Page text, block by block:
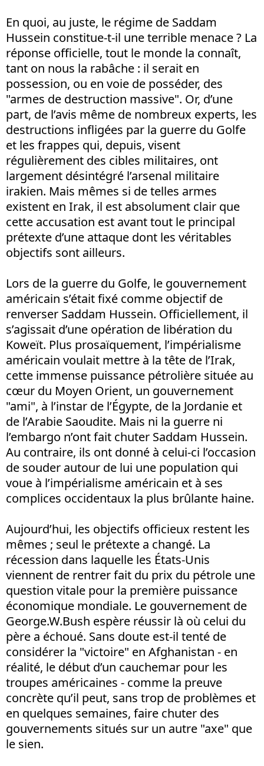
En quoi, au juste, le régime de Saddam
Hussein constitue-t-il une terrible menace ? La
réponse officielle, tout le monde la connaît,
tant on nous la rabâche : il serait en
possession, ou en voie de posséder, des
"armes de destruction massive". Or, d’une
part, de l’avis même de nombreux experts, les
destructions infligées par la guerre du Golfe
et les frappes qui, depuis, visent
régulièrement des cibles militaires, ont
largement désintégré l’arsenal militaire
irakien. Mais mêmes si de telles armes
existent en Irak, il est absolument clair que
cette accusation est avant tout le principal
prétexte d’une attaque dont les véritables
objectifs sont ailleurs.
Lors de la guerre du Golfe, le gouvernement
américain s’était fixé comme objectif de
renverser Saddam Hussein. Officiellement, il
s’agissait d’une opération de libération du
Koweït. Plus prosaïquement, l’impérialisme
américain voulait mettre à la tête de l’Irak,
cette immense puissance pétrolière située au
cœur du Moyen Orient, un gouvernement
"ami", à l’instar de l’Égypte, de la Jordanie et
de l’Arabie Saoudite. Mais ni la guerre ni
l’embargo n’ont fait chuter Saddam Hussein.
Au contraire, ils ont donné à celui-ci l’occasion
de souder autour de lui une population qui
voue à l’impérialisme américain et à ses
complices occidentaux la plus brûlante haine.
Aujourd’hui, les objectifs officieux restent les
mêmes ; seul le prétexte a changé. La
récession dans laquelle les États-Unis
viennent de rentrer fait du prix du pétrole une
question vitale pour la première puissance
économique mondiale. Le gouvernement de
George.W.Bush espère réussir là où celui du
père a échoué. Sans doute est-il tenté de
considérer la "victoire" en Afghanistan - en
réalité, le début d’un cauchemar pour les
troupes américaines - comme la preuve
concrète qu’il peut, sans trop de problèmes et
en quelques semaines, faire chuter des
gouvernements situés sur un autre "axe" que
le sien.